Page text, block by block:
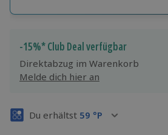
Jeder Gutschein für alle Erlebnisse
Maximale Sicherheit
3 Jahre gültig & verlängerbar.
-15%* Club Deal verfügbar
Direktabzug im Warenkorb
Melde dich hier an
Du erhältst 59 °P